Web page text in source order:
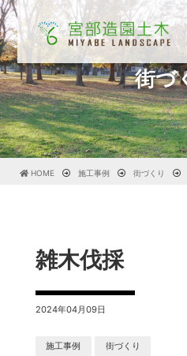
街づ
HOME 施工事例 街づくり
雑木伐採
2024年04月09日
施工事例 街づくり